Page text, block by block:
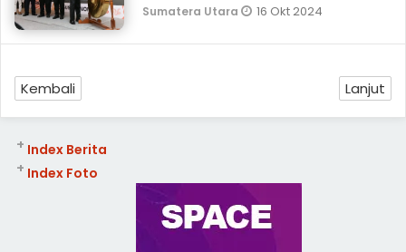
Sumatera Utara 16 Okt 2024
Kembali Lanjut
Index Berita
+
Index Foto
+